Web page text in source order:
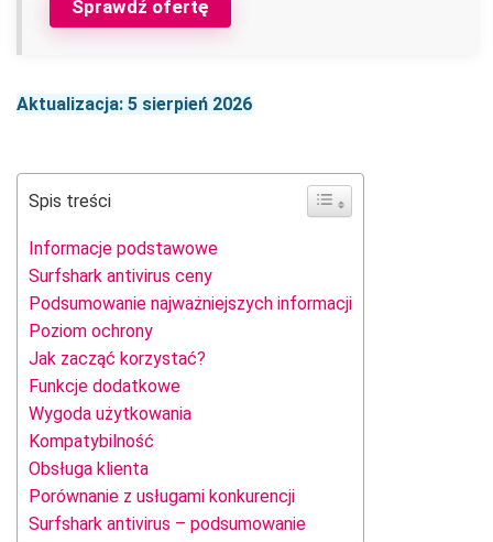
Sprawdź ofertę
Aktualizacja: 5 sierpień 2026
Spis treści
Informacje podstawowe
Surfshark antivirus ceny
Podsumowanie najważniejszych informacji
Poziom ochrony
Jak zacząć korzystać?
Funkcje dodatkowe
Wygoda użytkowania
Kompatybilność
Obsługa klienta
Porównanie z usługami konkurencji
Surfshark antivirus – podsumowanie